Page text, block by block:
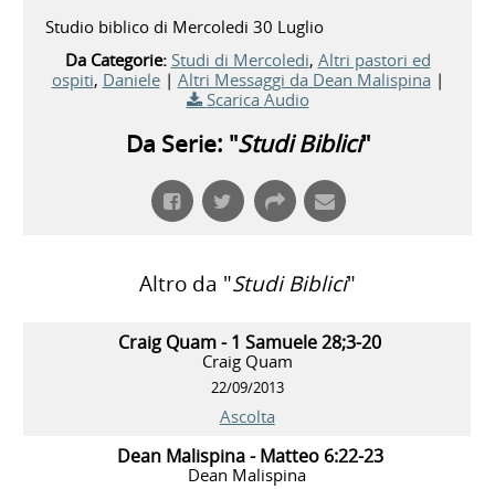
Studio biblico di Mercoledi 30 Luglio
Da Categorie: Studi di Mercoledi, Altri pastori ed
ospiti, Daniele| Altri Messaggi da Dean Malispina |
Scarica Audio
Da Serie: "Studi Biblici"
Altro da "Studi Biblici"
Craig Quam - 1 Samuele 28;3-20
Craig Quam
22/09/2013
Ascolta
Dean Malispina - Matteo 6:22-23
Dean Malispina